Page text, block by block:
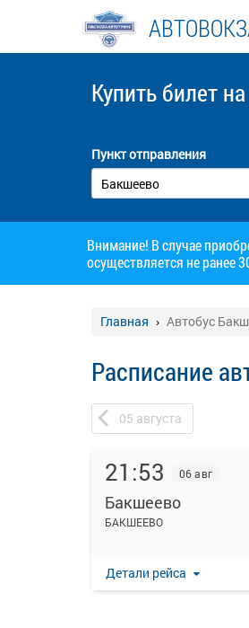
Купить билет
Пункт отправления
Внимание! В случае
осуществляется не ранее
Главная Автобус
Расписание
05 августа
21:53 06 авг
Бакшеево
БАКШЕЕВО
Детали рейса